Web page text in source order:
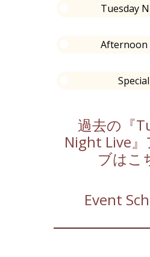
Tuesday
Afternoon
過去の『
Night Live』
ブはこ
Event